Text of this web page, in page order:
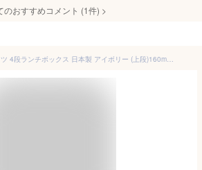
のおすすめコメント (1件) >
竹中 弁当箱 tutu ツツ 4段ランチボックス 日本製 アイボリー (上段)160ml×3、(下段)280ml T-36378 ( ランチボックス 四段 4段 縦型 ボトル型 レンジ対応 女性 )